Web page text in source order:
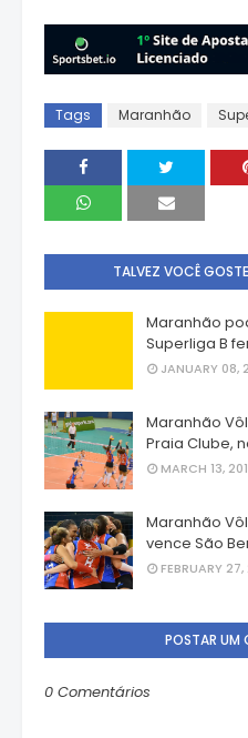
Tags Maranhão
TALVEZ VOCÊ
Maranhão
Superliga B
JANUARY 08,
Maranhão
Praia Clube,
MARCH 13,
Maranhão
vence São
FEBRUARY 27,
POSTAR UM
0 Comentários